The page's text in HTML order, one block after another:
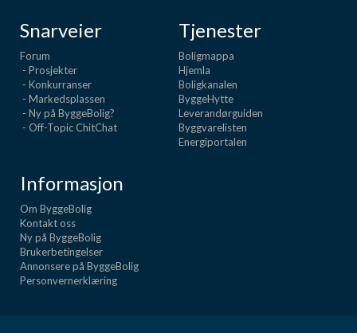
Snarveier
Forum
- Prosjekter
- Konkurranser
- Markedsplassen
- Ny på ByggeBolig?
- Off-Topic ChitChat
Tjenester
Boligmappa
Hjemla
Boligkanalen
ByggeHytte
Leverandørguiden
Byggvarelisten
Energiportalen
Informasjon
Om ByggeBolig
Kontakt oss
Ny på ByggeBolig
Brukerbetingelser
Annonsere på ByggeBolig
Personvernerklæring